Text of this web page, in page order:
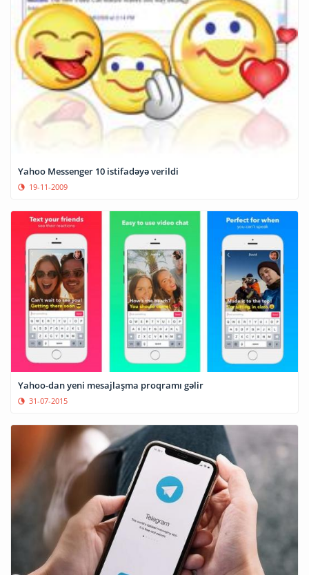
Yahoo Messenger 10 istifadəyə verildi
19-11-2009
Yahoo-dan yeni mesajlaşma proqramı gəlir
31-07-2015